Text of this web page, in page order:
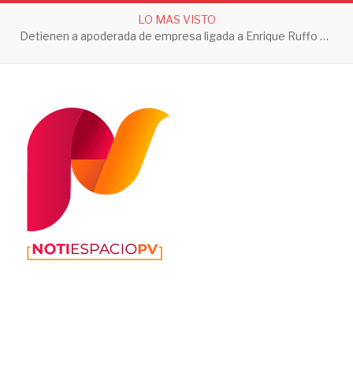
LO MAS VISTO
Detienen a apoderada de empresa ligada a Enrique Ruffo por investigación de Huachicol Fiscal